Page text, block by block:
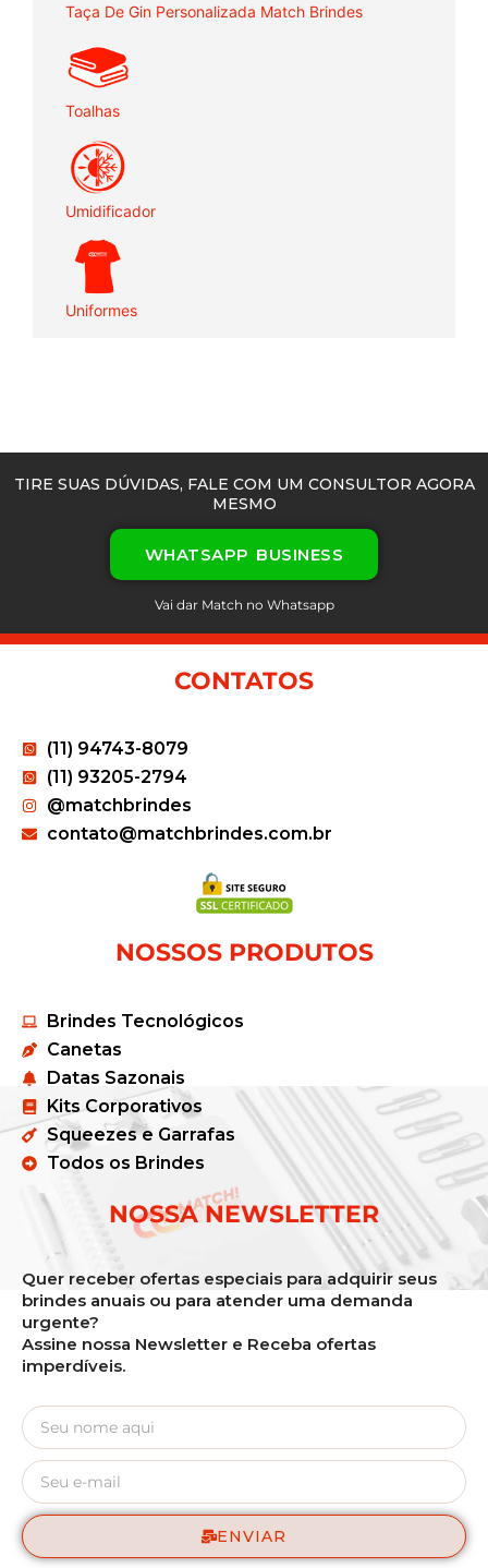
Taça De Gin Personalizada Match Brindes
Toalhas
Umidificador
Uniformes
TIRE SUAS DÚVIDAS, FALE COM UM CONSULTOR AGORA
MESMO
WHATSAPP BUSINESS
Vai dar Match no Whatsapp
CONTATOS
(11) 94743-8079
(11) 93205-2794
@matchbrindes
contato@matchbrindes.com.br
NOSSOS PRODUTOS
Brindes Tecnológicos
Canetas
Datas Sazonais
Kits Corporativos
Squeezes e Garrafas
Todos os Brindes
NOSSA NEWSLETTER
Quer receber ofertas especiais para adquirir seus
brindes anuais ou para atender uma demanda
urgente?
Assine nossa Newsletter e Receba ofertas
imperdíveis.
ENVIAR